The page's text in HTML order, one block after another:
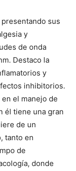
sus
y
de onda
Destaco la
y
inhibitorios.
el manejo de
él tiene una gran
de un
tanto en
de
donde